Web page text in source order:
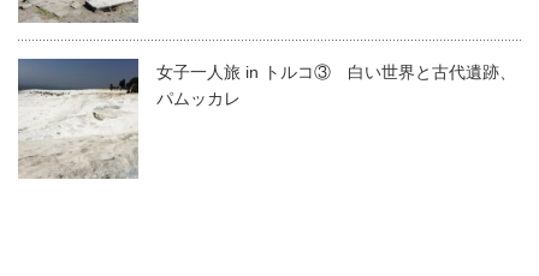
女子一人旅 in トルコ③ 白い世界と古代遺跡、
パムッカレ